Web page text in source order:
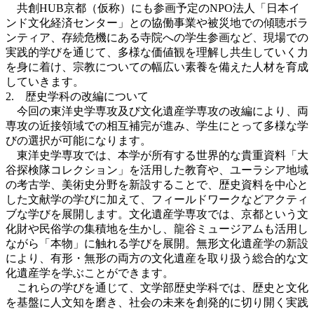
共創HUB京都（仮称）にも参画予定のNPO法人「日本イ
ンド文化経済センター」との協働事業や被災地での傾聴ボラ
ンティア、存続危機にある寺院への学生参画など、現場での
実践的学びを通じて、多様な価値観を理解し共生していく力
を身に着け、宗教についての幅広い素養を備えた人材を育成
していきます。
2. 歴史学科の改編について
今回の東洋史学専攻及び文化遺産学専攻の改編により、両
専攻の近接領域での相互補完が進み、学生にとって多様な学
びの選択が可能になります。
東洋史学専攻では、本学が所有する世界的な貴重資料「大
谷探検隊コレクション」を活用した教育や、ユーラシア地域
の考古学、美術史分野を新設することで、歴史資料を中心と
した文献学の学びに加えて、フィールドワークなどアクティ
ブな学びを展開します。文化遺産学専攻では、京都という文
化財や民俗学の集積地を生かし、龍谷ミュージアムも活用し
ながら「本物」に触れる学びを展開。無形文化遺産学の新設
により、有形・無形の両方の文化遺産を取り扱う総合的な文
化遺産学を学ぶことができます。
これらの学びを通じて、文学部歴史学科では、歴史と文化
を基盤に人文知を磨き、社会の未来を創発的に切り開く実践